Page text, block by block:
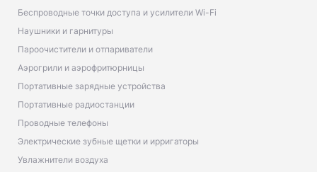
Беспроводные точки доступа и усилители Wi-Fi
Наушники и гарнитуры
Пароочистители и отпариватели
Аэрогрили и аэрофритюрницы
Портативные зарядные устройства
Портативные радиостанции
Проводные телефоны
Электрические зубные щетки и ирригаторы
Увлажнители воздуха